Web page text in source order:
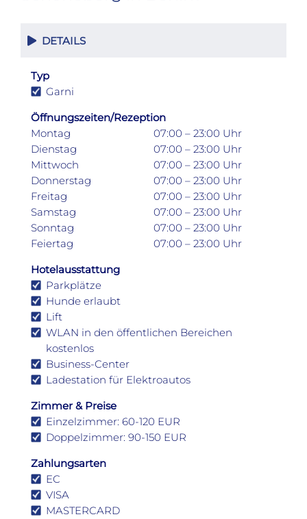
DETAILS
Typ
Garni
Öffnungszeiten/Rezeption
Montag
07:00 – 23:00 Uhr
Dienstag
07:00 – 23:00 Uhr
Mittwoch
07:00 – 23:00 Uhr
Donnerstag
07:00 – 23:00 Uhr
Freitag
07:00 – 23:00 Uhr
Samstag
07:00 – 23:00 Uhr
Sonntag
07:00 – 23:00 Uhr
Feiertag
07:00 – 23:00 Uhr
Hotelausstattung
Parkplätze
Hunde erlaubt
Lift
WLAN in den öffentlichen Bereichen
kostenlos
Business-Center
Ladestation für Elektroautos
Zimmer & Preise
Einzelzimmer: 60-120 EUR
Doppelzimmer: 90-150 EUR
Zahlungsarten
EC
VISA
MASTERCARD